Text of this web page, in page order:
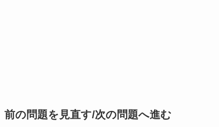
前の問題を見直す/次の問題へ進む